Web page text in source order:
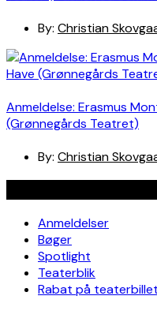
By: Christian
Anmeldelse: Erasmus
(Grønnegårds Teatret)
By: Christian
Anmeldelser
Bøger
Spotlight
Teaterblik
Rabat på